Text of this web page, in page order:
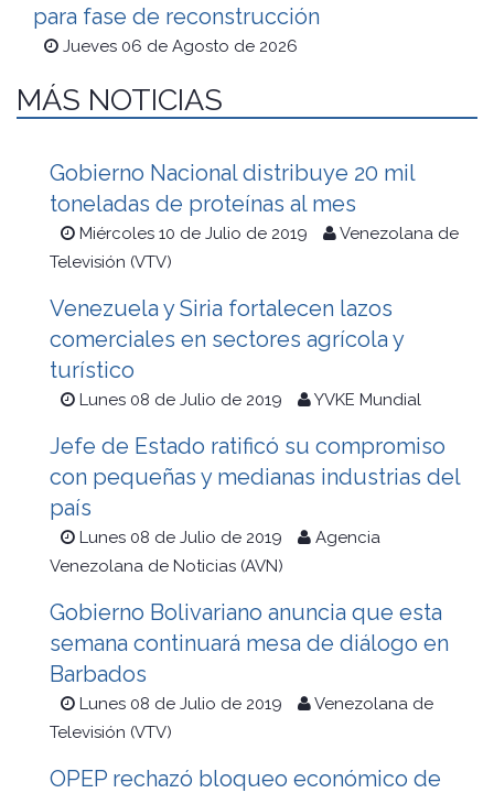
para fase de reconstrucción
Jueves 06 de Agosto de 2026
MÁS NOTICIAS
Gobierno Nacional distribuye 20 mil
toneladas de proteínas al mes
Miércoles 10 de Julio de 2019
Venezolana de
Televisión (VTV)
Venezuela y Siria fortalecen lazos
comerciales en sectores agrícola y
turístico
Lunes 08 de Julio de 2019 YVKE Mundial
Jefe de Estado ratificó su compromiso
con pequeñas y medianas industrias del
país
Lunes 08 de Julio de 2019
Agencia
Venezolana de Noticias (AVN)
Gobierno Bolivariano anuncia que esta
semana continuará mesa de diálogo en
Barbados
Lunes 08 de Julio de 2019
Venezolana de
Televisión (VTV)
OPEP rechazó bloqueo económico de